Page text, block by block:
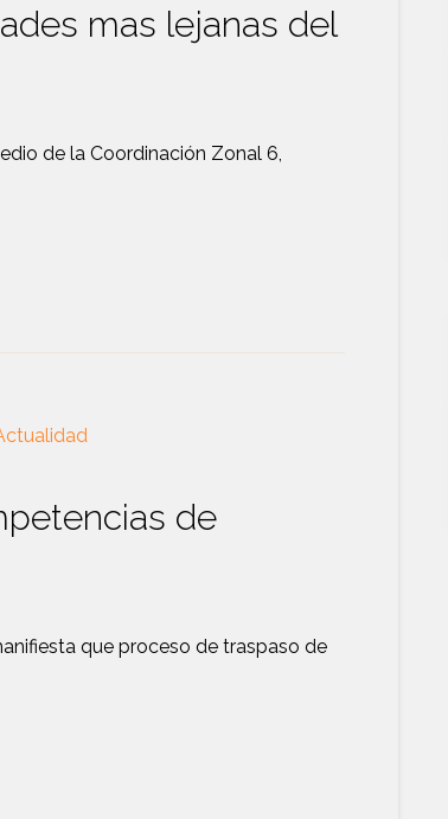
mas lejanas del
de la Coordinación Zonal 6,
de
que proceso de traspaso de